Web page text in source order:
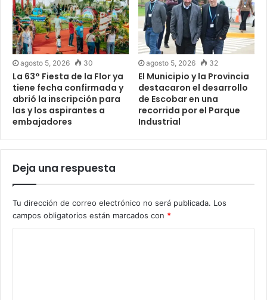
agosto 5, 2026 30
La 63° Fiesta de la Flor ya
tiene fecha confirmada y
abrió la inscripción para
las y los aspirantes a
embajadores
agosto 5, 2026 32
El Municipio y la Provincia
destacaron el desarrollo
de Escobar en una
recorrida por el Parque
Industrial
Deja una respuesta
Tu dirección de correo electrónico no será publicada. Los
campos obligatorios están marcados con *